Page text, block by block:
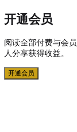
开通会员
阅读全部付费与会
人分享获得收益。
开通会员